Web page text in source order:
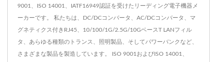
9001、ISO 14001、IATF16949認証を受けたリーディング電子機器メ
ーカーです。 私たちは、DC/DCコンバータ、AC/DCコンバータ、マ
グネティクス付きRJ45、10/100/1G/2.5G/10GベースT LANフィル
タ、あらゆる種類のトランス、照明製品、そしてパワーバンクなど、
さまざまな製品を製造しています。 ISO 9001およびISO 14001、